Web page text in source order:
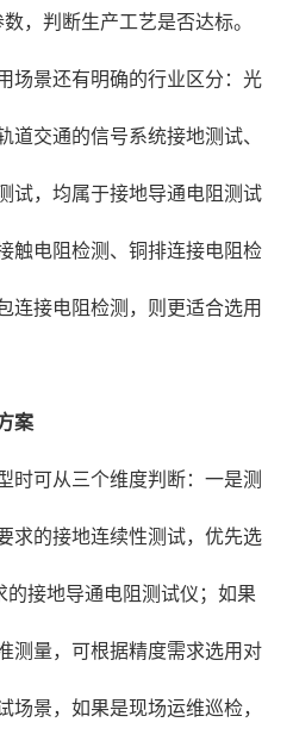
，判断生产工艺是否达标。
场景还有明确的行业区分：光
道交通的信号系统接地测试、
试，均属于接地导通电阻测试
触电阻检测、铜排连接电阻检
连接电阻检测，则更适合选用
案
时可从三个维度判断：一是测
求的接地连续性测试，优先选
接地导通电阻测试仪；如果
测量，可根据精度需求选用对
场景，如果是现场运维巡检，